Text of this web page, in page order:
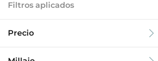
Filtros aplicados
Precio